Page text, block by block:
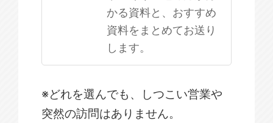
かる資料と、おすすめ
資料をまとめてお送り
します。
※どれを選んでも、しつこい営業や
突然の訪問はありません。